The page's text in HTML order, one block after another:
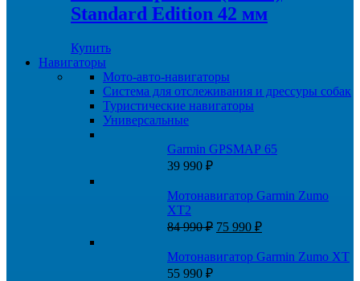
990 ₽.
Standard Edition 42 мм
Купить
Навигаторы
Мото-авто-навигаторы
Система для отслеживания и дрессуры собак
Туристические навигаторы
Универсальные
Garmin GPSMAP 65
39 990 ₽
Мотонавигатор Garmin Zumo
XT2
84 990₽ Первоначальная
составляла
84
75 990 ₽Текущая
75
Мотонавигатор Garmin Zumo XT
55 990 ₽